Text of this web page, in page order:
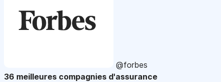
@forbes
36 meilleures compagnies d'assurance